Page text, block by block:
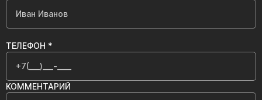
ТЕЛЕФОН *
КОММЕНТАРИЙ